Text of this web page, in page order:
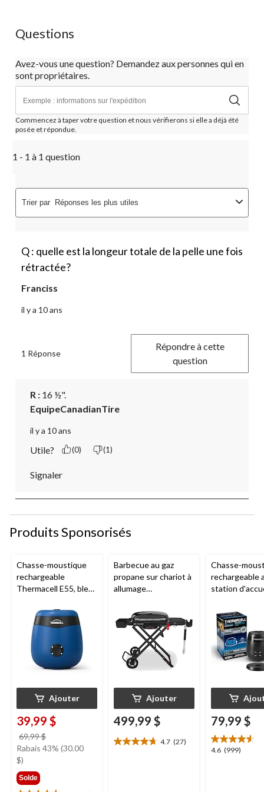
Questions
Avez-vous une question? Demandez aux personnes qui en
sont propriétaires.
Commencez à taper votre question et nous vérifierons si elle a déjà été
posée et répondue.
1 - 1 à 1 question
Trier par Réponses les plus utiles
Q : quelle est la longeur totale de la pelle une fois
rétractée?
Franciss
il y a 10 ans
1 Réponse
Répondre à cette
question
R : 16 ½".
EquipeCanadianTire
il y a 10 ans
Utile? (0) (1)
Signaler
Produits Sponsorisés
Chasse-moustique
rechargeable
Thermacell E55, bleu
Ajouter
39,99 $
69,99 $
était
Rabais 43% (30.00
$)
Solde
Barbecue au gaz
propane sur chariot à
allumage
Weber Traveller en
fonte, noir
Ajouter
499,99 $
4.7 (27)
4.7
Chasse-
rechargeable
station
charbon
79,99 $
4.6 (999)
4.6